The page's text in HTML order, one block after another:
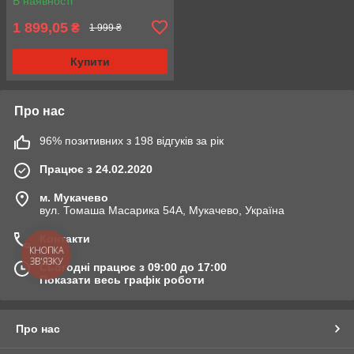
1 899,05 ₴ 1 999 ₴
Купити
Про нас
96% позитивних з 198 відгуків за рік
Працює з 24.02.2020
м. Мукачево
вул. Томаша Масарика 54А, Мукачево, Україна
Контакти
Сьогодні працює з 09:00 до 17:00
Показати весь графік роботи
Про нас
КНОПКА
ЗВ'ЯЗКУ